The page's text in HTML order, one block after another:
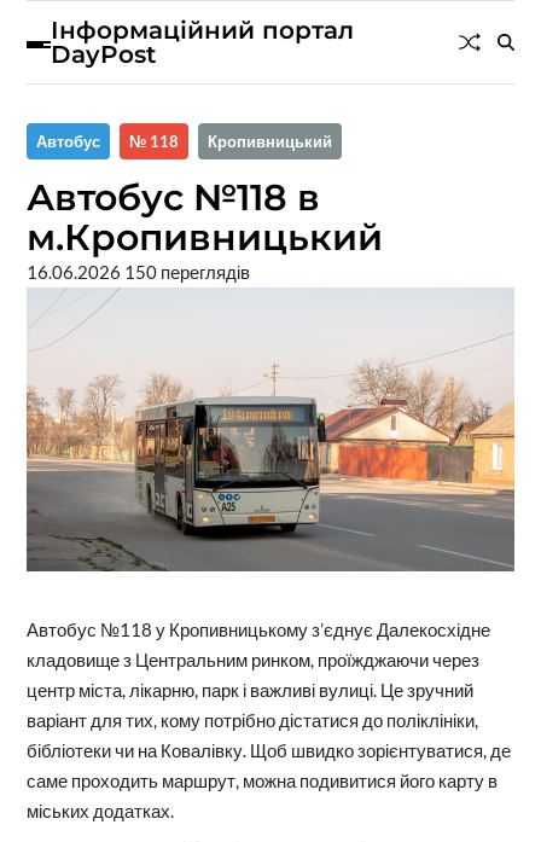
Інформаційний портал
DayPost
Автобус № 118 Кропивницький
Автобус №118 в
м.Кропивницький
16.06.2026 150 переглядів
Автобус №118 у Кропивницькому з’єднує Далекосхідне
кладовище з Центральним ринком, проїжджаючи через
центр міста, лікарню, парк і важливі вулиці. Це зручний
варіант для тих, кому потрібно дістатися до поліклініки,
бібліотеки чи на Ковалівку. Щоб швидко зорієнтуватися, де
саме проходить маршрут, можна подивитися його карту в
міських додатках.